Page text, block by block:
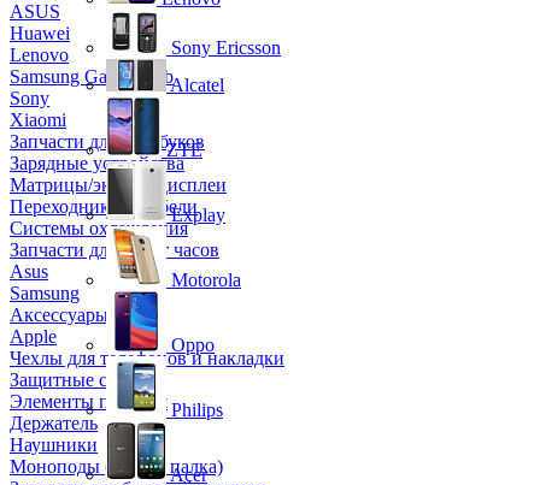
ASUS
Huawei
Lenovo
Samsung Galaxy Tab
Sony
Xiaomi
Запчасти для ноутбуков
Зарядные устройства
Матрицы/экраны/дисплеи
Переходники и кабели
Системы охлаждения
Запчасти для смарт часов
Asus
Samsung
Аксессуары
Apple
Чехлы для телефонов и накладки
Защитные стекла
Элементы питания
Держатель
Наушники
Моноподы (Селфи палка)
Sony Ericsson
Alcatel
ZTE
Explay
Motorola
Oppo
Philips
Acer